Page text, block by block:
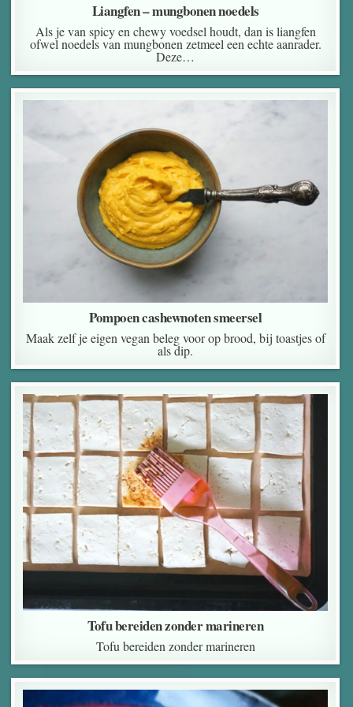
Liangfen – mungbonen noedels
Als je van spicy en chewy voedsel houdt, dan is liangfen
ofwel noedels van mungbonen zetmeel een echte aanrader.
Deze…
Pompoen cashewnoten smeersel
Maak zelf je eigen vegan beleg voor op brood, bij toastjes of
als dip.
Tofu bereiden zonder marineren
Tofu bereiden zonder marineren